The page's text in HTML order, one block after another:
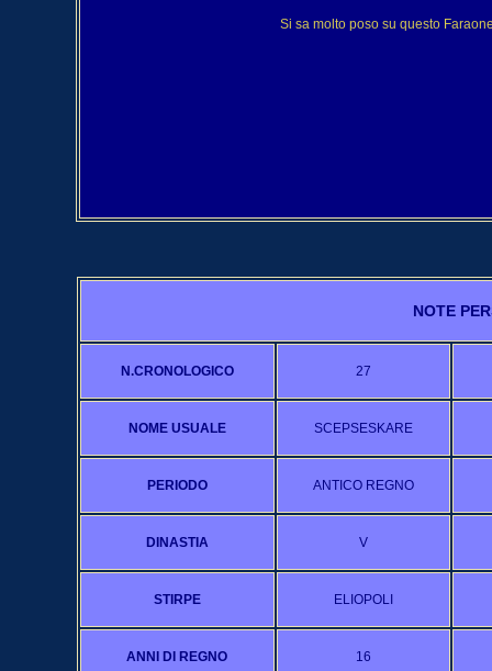
Si sa molto poso su questo
NOTE
N.CRONOLOGICO 27
NOME USUALE SCEPSESKARE
PERIODO ANTICO REGNO
DINASTIA V
STIRPE ELIOPOLI
ANNI DI REGNO 16